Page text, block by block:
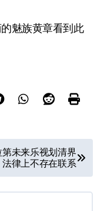
魅族黄章看到此
第未来乐视划清界
法律上不存在联系